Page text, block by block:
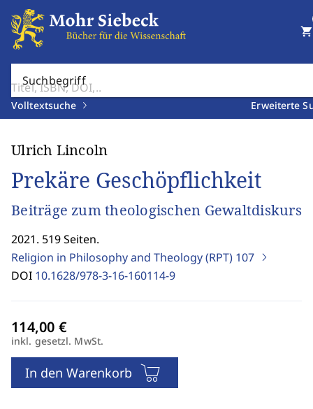
Suchbegriff
Volltextsuche Erweiterte
shopping_cart
Ulrich Lincoln
Prekäre Geschöpflichkeit
Beiträge zum theologischen Gewaltdiskurs
2021. 519 Seiten.
Religion in Philosophy and Theology (RPT) 107
DOI 10.1628/978-3-16-160114-9
inkl. gesetzl. MwSt.
In den Warenkorb